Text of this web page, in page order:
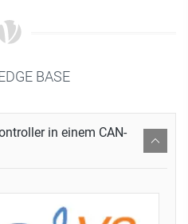
BASE
in einem CAN-